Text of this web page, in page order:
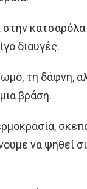
κατσαρόλα
διαυγές.
τη δάφνη,
βράση.
να ψηθεί